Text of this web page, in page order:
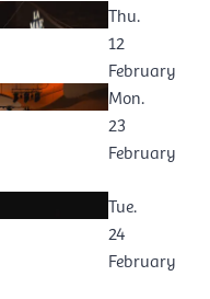
Thu.
12
February
Mon.
23
February
Tue.
24
February